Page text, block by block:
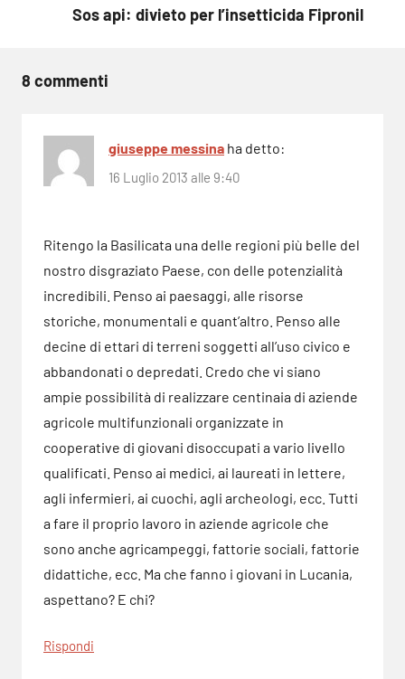
Sos api: divieto per l’insetticida Fipronil
8 commenti
giuseppe messina ha detto:
16 Luglio 2013 alle 9:40
Ritengo la Basilicata una delle regioni più belle del
nostro disgraziato Paese, con delle potenzialità
incredibili. Penso ai paesaggi, alle risorse
storiche, monumentali e quant’altro. Penso alle
decine di ettari di terreni soggetti all’uso civico e
abbandonati o depredati. Credo che vi siano
ampie possibilità di realizzare centinaia di aziende
agricole multifunzionali organizzate in
cooperative di giovani disoccupati a vario livello
qualificati. Penso ai medici, ai laureati in lettere,
agli infermieri, ai cuochi, agli archeologi, ecc. Tutti
a fare il proprio lavoro in aziende agricole che
sono anche agricampeggi, fattorie sociali, fattorie
didattiche, ecc. Ma che fanno i giovani in Lucania,
aspettano? E chi?
Rispondi